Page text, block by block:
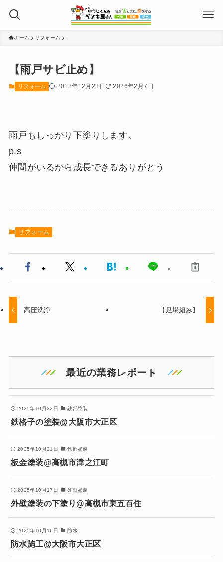
ホーム リフォーム
【雨戸サビ止め】
リフォーム 2018年12月23日 2026年2月7日
雨戸もしっかり下塗りします。
p.s
仲間がいるから成長できるありがとう
リフォーム
高圧洗浄 【足場組み】
最近の業務レポート
2025年10月22日 鉄部塗装
鉄格子の塗装@大阪市大正区
2025年10月21日 鉄部塗装
板金塗装@高槻市津之江町
2025年10月17日 外壁塗装
外壁塗装の下塗り@高槻市東五百住
2025年10月16日 防水
防水施工@大阪市大正区